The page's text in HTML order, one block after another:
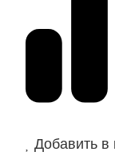
Добавить в